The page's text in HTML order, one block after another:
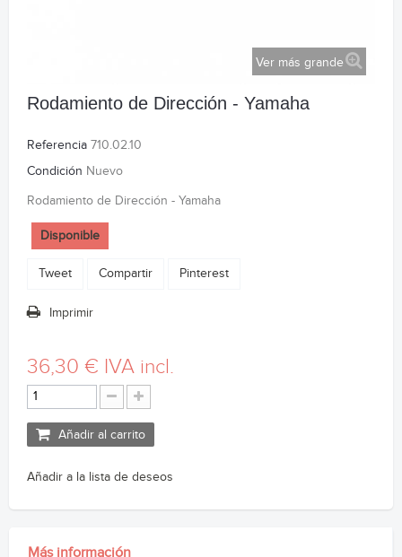
Ver más grande
Rodamiento de Dirección - Yamaha
Referencia 710.02.10
Condición Nuevo
Rodamiento de Dirección - Yamaha
Disponible
Tweet Compartir Pinterest
Imprimir
36,30 € IVA incl.
Añadir al carrito
Añadir a la lista de deseos
Más información